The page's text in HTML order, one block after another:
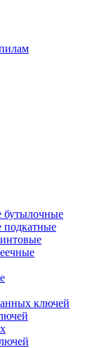
бутылочные
подкатные
ключей